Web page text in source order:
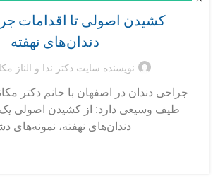
کشیدن اصولی تا اقدامات
دندان‌های نهفته
نویسنده سایت دکتر ندا و الناز
جراحی دندان در اصفهان با خانم دکتر
طیف وسیعی دارد: از کشیدن اصولی یک
دندان‌های نهفته، نمونه‌های